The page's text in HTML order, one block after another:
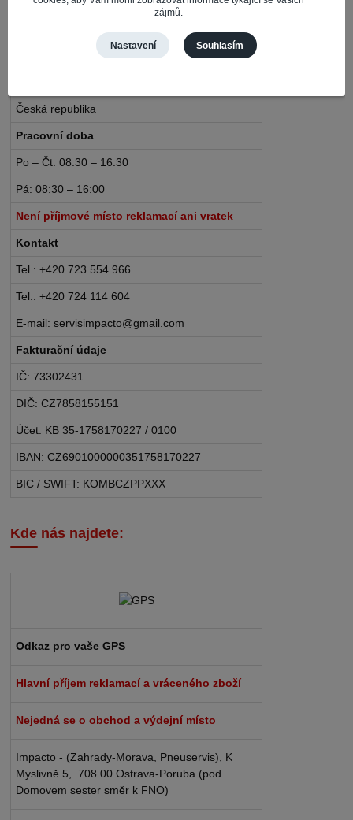
Česká republika
Pracovní doba
Po – Čt: 08:30 – 16:30
Pá: 08:30 – 16:00
Není příjmové místo reklamací ani vratek
Kontakt
Tel.: +420 723 554 966
Tel.: +420 724 114 604
E-mail: servisimpacto@gmail.com
Fakturační údaje
IČ: 73302431
DIČ: CZ7858155151
Účet: KB 35-1758170227 / 0100
IBAN: CZ6901000000351758170227
BIC / SWIFT: KOMBCZPPXXX
Kde nás najdete:
Odkaz pro vaše GPS
Hlavní příjem reklamací a vráceného zboží
Nejedná se o obchod a výdejní místo
Impacto - (Zahrady-Morava, Pneuservis), K
Myslivně 5, 708 00 Ostrava-Poruba (pod
Domovem sester směr k FNO)
zájmů.
Nastavení Souhlasím